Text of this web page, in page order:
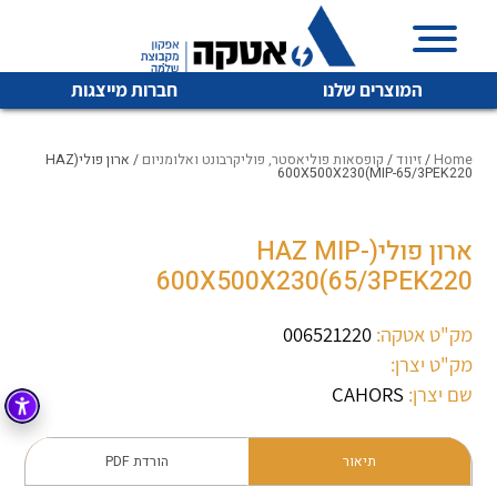
המוצרים שלנו חברות מייצגות
איכות | שרות | זמינות
אטקה בע”מ היא החברה הגדולה והמובילה בישראל בשיווק
מיתוג, בקרה , ואינסטלציה חשמלית ופעילה ב7 תחומים:
חשמל
קופסאות וארונות לחשמל, בקרה ואלקטרוניקה
לכל מוצרי היצרן
לכל מוצרי היצרן לכל מוצרי היצרן
Home
/זיווד/ קופסאות פוליאסטר, פוליקרבונט ואלומניום / ארון פולי(HAZ
MIP-65/3PEK220)600X500X230
ארון פולי(HAZ MIP-
65/3PEK220)600X500X230
מק"ט אטקה: 006521220
מק"ט יצרן:
שם יצרן: CAHORS
תיאור הורדת PDF